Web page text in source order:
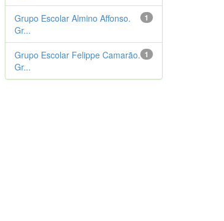
1
Grupo Escolar Almino Affonso.
Gr...
1
Grupo Escolar Felippe Camarão.
Gr...